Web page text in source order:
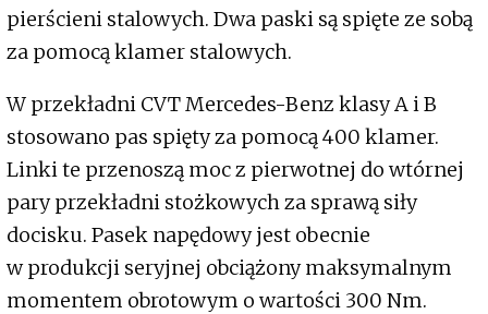
pierścieni stalowych. Dwa paski są spięte ze sobą
za pomocą klamer stalowych.
W przekładni CVT Mercedes-Benz klasy A i B
stosowano pas spięty za pomocą 400 klamer.
Linki te przenoszą moc z pierwotnej do wtórnej
pary przekładni stożkowych za sprawą siły
docisku. Pasek napędowy jest obecnie
w produkcji seryjnej obciążony maksymalnym
momentem obrotowym o wartości 300 Nm.